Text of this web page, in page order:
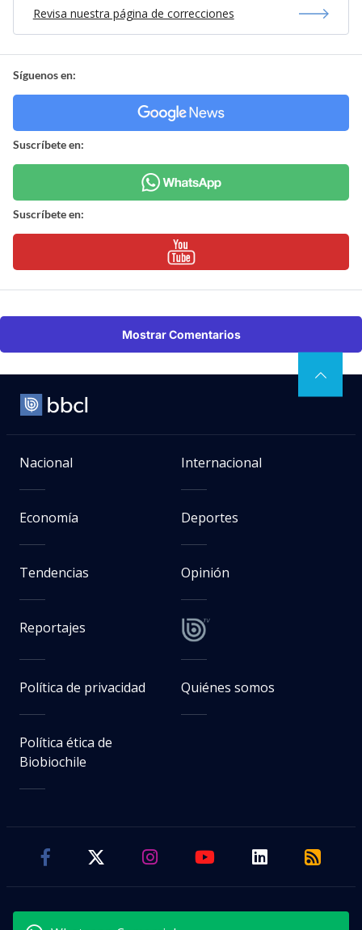
Revisa nuestra página de correcciones
Síguenos en:
Suscríbete en:
Suscríbete en:
Mostrar Comentarios
Nacional Internacional
Economía Deportes
Tendencias Opinión
Reportajes
Política de privacidad Quiénes somos
Política ética de
Biobiochile